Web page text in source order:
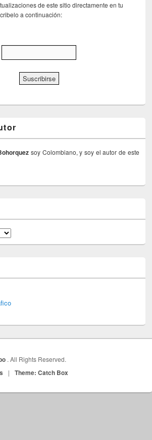
de este sitio directamente en tu
a continuación:
soy Colombiano, y soy el autor de este
. All Rights Reserved.
| Theme: Catch Box